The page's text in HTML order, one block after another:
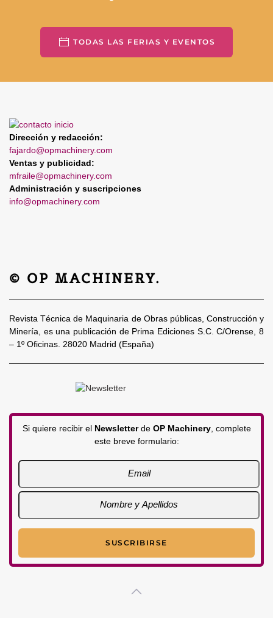
TODAS LAS FERIAS Y EVENTOS
Dirección y redacción:
fajardo@opmachinery.com
Ventas y publicidad:
mfraile@opmachinery.com
Administración y suscripciones
info@opmachinery.com
© OP MACHINERY.
Revista Técnica de Maquinaria de Obras públicas, Construcción y
Minería, es una publicación de Prima Ediciones S.C. C/Orense, 8
– 1º Oficinas. 28020 Madrid (España)
Si quiere recibir el Newsletterde OP Machinery, complete
este breve formulario: